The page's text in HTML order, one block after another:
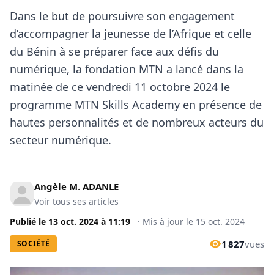
Dans le but de poursuivre son engagement
d’accompagner la jeunesse de l’Afrique et celle
du Bénin à se préparer face aux défis du
numérique, la fondation MTN a lancé dans la
matinée de ce vendredi 11 octobre 2024 le
programme MTN Skills Academy en présence de
hautes personnalités et de nombreux acteurs du
secteur numérique.
Angèle M. ADANLE
Voir tous ses articles
Publié le 13 oct. 2024 à 11:19 · Mis à jour le 15 oct. 2024
SOCIÉTÉ 1 827vues